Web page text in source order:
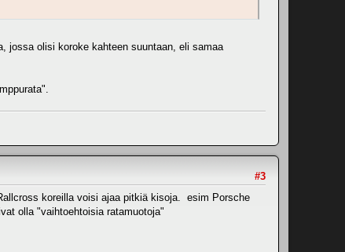
jossa olisi koroke kahteen suuntaan, eli samaa
#3
koreilla voisi ajaa pitkiä kisoja. esim Porsche
olla "vaihtoehtoisia ratamuotoja"